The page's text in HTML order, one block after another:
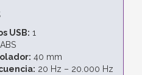
USB: 1
ABS
40 mm
20 Hz – 20.000 Hz